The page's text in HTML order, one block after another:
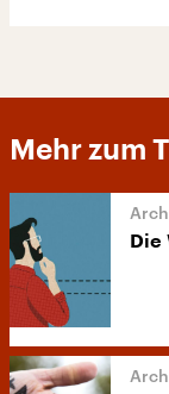
Mehr zum